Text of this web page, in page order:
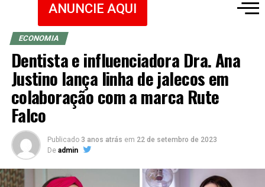
ANUNCIE AQUI
ECONOMIA
Dentista e influenciadora Dra. Ana
Justino lança linha de jalecos em
colaboração com a marca Rute
Falco
Publicado 3 anos atrás em 22 de setembro de 2023
De admin